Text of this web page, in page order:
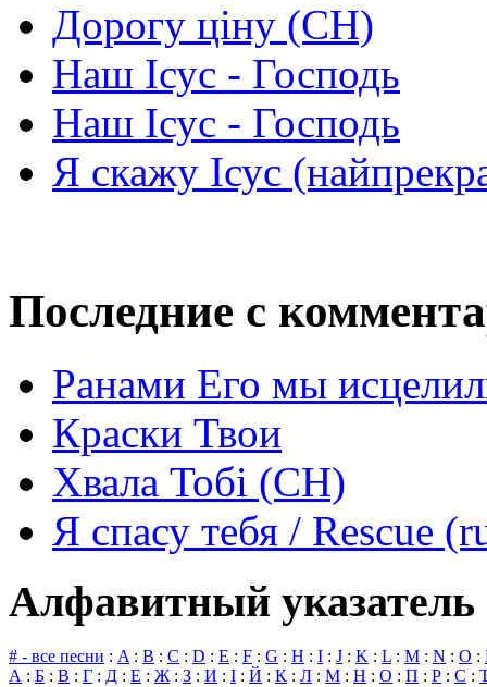
Дорогу ціну (СН)
Наш Ісус - Господь
Наш Ісус - Господь
Я скажу Ісус
Последние с
Ранами Его мы
Краски Твои
Хвала Тобі (СН)
Я спасу тебя / Rescue
Алфавитный указатель
# - все песни : A : B : C : D : E : F : G : H : I : J : K : L : M : N : O :
А : Б : В : Г : Д : Е : Ж : З : И : І : Й : К : Л : М : Н : О : П : Р : С :